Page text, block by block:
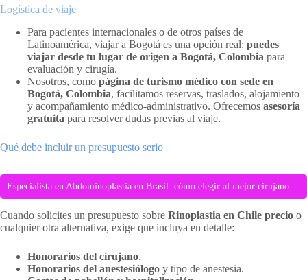
Logística de viaje
Para pacientes internacionales o de otros países de
Latinoamérica, viajar a Bogotá es una opción real: puedes
viajar desde tu lugar de origen a Bogotá, Colombia para
evaluación y cirugía.
Nosotros, como página de turismo médico con sede en
Bogotá, Colombia, facilitamos reservas, traslados, alojamiento
y acompañamiento médico-administrativo. Ofrecemos asesoría
gratuita para resolver dudas previas al viaje.
Qué debe incluir un presupuesto serio
Especialista en Abdominoplastia en Brasil: cómo elegir al mejor cirujano
Cuando solicites un presupuesto sobre Rinoplastia en Chile precio o
cualquier otra alternativa, exige que incluya en detalle:
Honorarios del cirujano.
Honorarios del anestesiólogo y tipo de anestesia.